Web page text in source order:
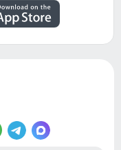
вечерний
Полоска,
мода